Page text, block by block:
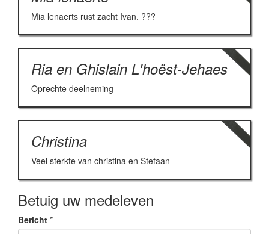
Mia lenaerts rust zacht Ivan. ???
Ria en Ghislain L'hoëst-Jehaes
Oprechte deelneming
Christina
Veel sterkte van christina en Stefaan
Betuig uw medeleven
Bericht *